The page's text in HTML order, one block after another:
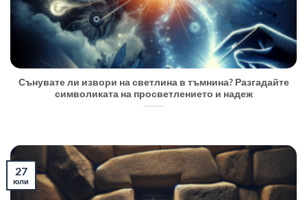
Сънувате ли извори на светлина в тъмнина? Разгадайте
символиката на просветлението и надеж
27
юли